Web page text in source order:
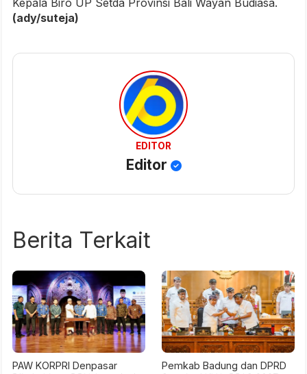
(ady/suteja)
EDITOR
Editor
Berita Terkait
PAW KORPRI Denpasar
Pemkab Badung dan DPRD